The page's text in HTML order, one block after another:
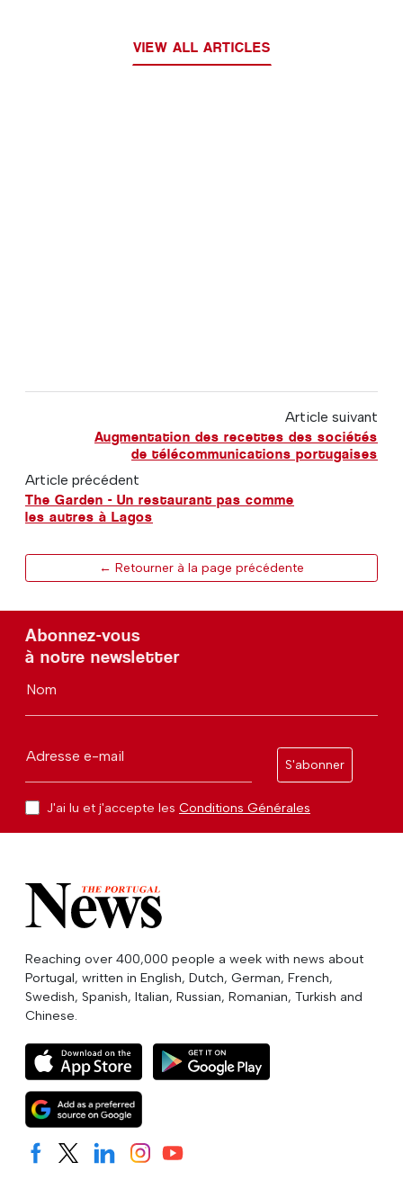
VIEW ALL ARTICLES
Article suivant
Augmentation des recettes des sociétés
de télécommunications portugaises
Article précédent
The Garden - Un restaurant pas comme
les autres à Lagos
← Retourner à la page précédente
Abonnez-vous
à notre newsletter
Nom
Adresse e-mail
S'abonner
J'ai lu et j'accepte les Conditions Générales
Reaching over 400,000 people a week with news about
Portugal, written in English, Dutch, German, French,
Swedish, Spanish, Italian, Russian, Romanian, Turkish and
Chinese.